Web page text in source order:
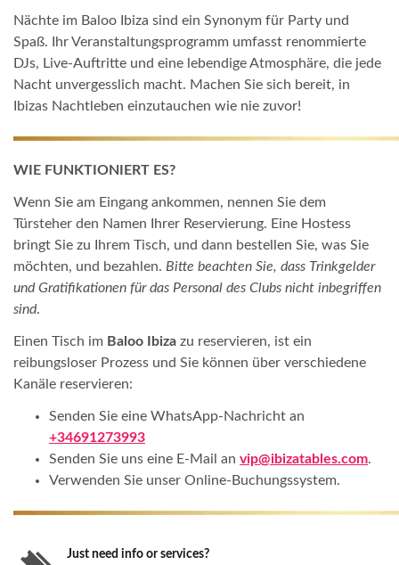
Nächte im Baloo Ibiza sind ein Synonym für Party und
Spaß. Ihr Veranstaltungsprogramm umfasst renommierte
DJs, Live-Auftritte und eine lebendige Atmosphäre, die jede
Nacht unvergesslich macht. Machen Sie sich bereit, in
Ibizas Nachtleben einzutauchen wie nie zuvor!
WIE FUNKTIONIERT ES?
Wenn Sie am Eingang ankommen, nennen Sie dem
Türsteher den Namen Ihrer Reservierung. Eine Hostess
bringt Sie zu Ihrem Tisch, und dann bestellen Sie, was Sie
möchten, und bezahlen. Bitte beachten Sie, dass Trinkgelder
und Gratifikationen für das Personal des Clubs nicht inbegriffen
sind.
Einen Tisch im Baloo Ibiza zu reservieren, ist ein
reibungsloser Prozess und Sie können über verschiedene
Kanäle reservieren:
Senden Sie eine WhatsApp-Nachricht an
+34691273993
Senden Sie uns eine E-Mail an vip@ibizatables.com.
Verwenden Sie unser Online-Buchungssystem.
Just need info or services?